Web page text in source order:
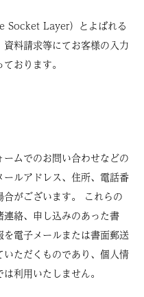
Socket Layer）とよばれる
料請求等にてお客様の入力
おります。
ムでのお問い合わせなどの
ルアドレス、住所、電話番
がございます。 これらの
絡、申し込みのあった書
電子メールまたは書面郵送
ただくものであり、個人情
利用いたしません。